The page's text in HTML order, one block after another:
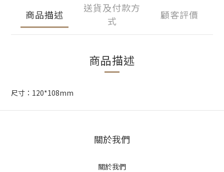
商品描述
送貨及付款方
式
顧客評價
商品描述
尺寸：120*108mm
關於我們
關於我們